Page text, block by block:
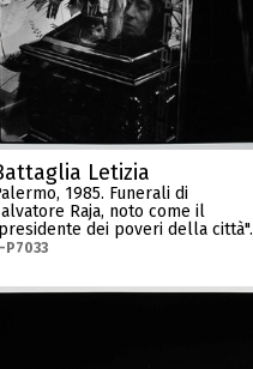
Letizia
1985. Funerali di
Raja, noto come il
dei poveri della città".
P7033